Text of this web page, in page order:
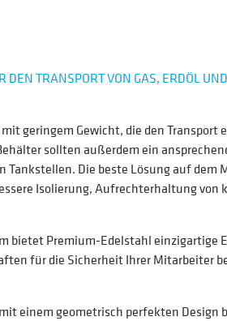
TRANSPORT VON GAS, ERDÖL
geringem Gewicht, die den Transport
sollten außerdem ein
Die beste Lösung auf dem
Isolierung, Aufrechterhaltung
bietet Premium-Edelstahl einzigartige
für die Sicherheit Ihrer Mitarbeiter
einem geometrisch perfekten Design